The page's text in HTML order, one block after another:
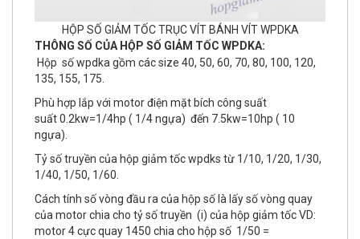
HỘP SỐ GIẢM TỐC TRỤC VÍT BÁNH VÍT WPDKA
THÔNG SỐ CỦA HỘP SỐ GIẢM TỐC WPDKA:
Hộp số wpdka gồm các size 40, 50, 60, 70, 80, 100, 120,
135, 155, 175.
Phù hợp lắp với motor điện mặt bích công suất
suất 0.2kw=1/4hp ( 1/4 ngựa) đến 7.5kw=10hp ( 10
ngựa).
Tỷ số truyền của hộp giảm tốc wpdks từ 1/10, 1/20, 1/30,
1/40, 1/50, 1/60.
Cách tính số vòng đầu ra của hộp số là lấy số vòng quay
của motor chia cho tỷ số truyền (i) của hộp giảm tốc VD:
motor 4 cực quay 1450 chia cho hộp số 1/50 =